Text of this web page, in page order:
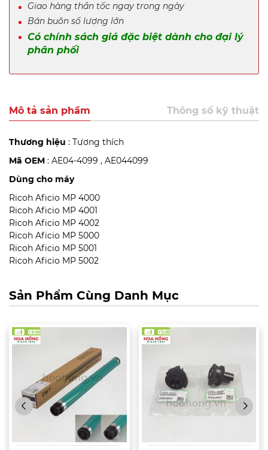
Giao hàng thần tốc ngay trong ngày
Bán buôn số lượng lớn
Có chính sách giá đặc biệt dành cho đại lý
phân phối
Mô tả sản phẩm Thông số kỹ thuật
Thương hiệu : Tương thích
Mã OEM : AE04-4099 , AE044099
Dùng cho máy
Ricoh Aficio MP 4000
Ricoh Aficio MP 4001
Ricoh Aficio MP 4002
Ricoh Aficio MP 5000
Ricoh Aficio MP 5001
Ricoh Aficio MP 5002
Sản Phẩm Cùng Danh Mục